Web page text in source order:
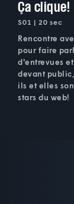
Ça clique!
S01 | 20 sec
Rencontre
pour faire
d'entrevues
devant
ils et elles
stars du web!